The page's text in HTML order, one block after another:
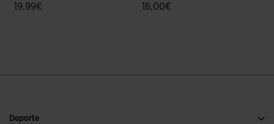
19,99€ 18,00€
Deporte